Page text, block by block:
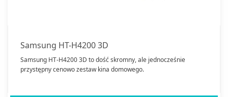
Samsung HT-H4200 3D
Samsung HT-H4200 3D to dość skromny, ale jednocześnie
przystępny cenowo zestaw kina domowego.